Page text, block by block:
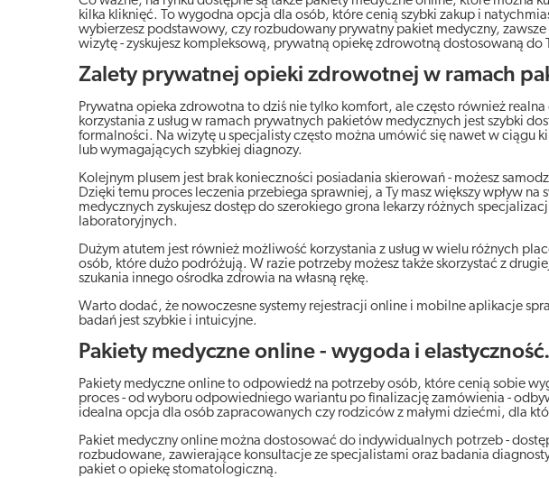
kilka kliknięć. To wygodna opcja dla osób, które cenią szybki zakup i
wybierzesz podstawowy, czy rozbudowany prywatny pakiet medyczny,
wizytę - zyskujesz kompleksową, prywatną opiekę zdrowotną dostosowaną do
Zalety prywatnej opieki zdrowotnej w ramach
Prywatna opieka zdrowotna to dziś nie tylko komfort, ale często również
korzystania z usług w ramach prywatnych pakietów medycznych jest szybki
formalności. Na wizytę u specjalisty często można umówić się nawet w ciągu
lub wymagających szybkiej diagnozy.
Kolejnym plusem jest brak konieczności posiadania skierowań - możesz
Dzięki temu proces leczenia przebiega sprawniej, a Ty masz większy wpływ
medycznych zyskujesz dostęp do szerokiego grona lekarzy różnych
laboratoryjnych.
Dużym atutem jest również możliwość korzystania z usług w wielu różnych
osób, które dużo podróżują. W razie potrzeby możesz także skorzystać z
szukania innego ośrodka zdrowia na własną rękę.
Warto dodać, że nowoczesne systemy rejestracji online i mobilne aplikacje
badań jest szybkie i intuicyjne.
Pakiety medyczne online - wygoda i elastyczność.
Pakiety medyczne online to odpowiedź na potrzeby osób, które cenią sobie
proces - od wyboru odpowiedniego wariantu po finalizację zamówienia -
idealna opcja dla osób zapracowanych czy rodziców z małymi dziećmi, dla
Pakiet medyczny online można dostosować do indywidualnych potrzeb -
rozbudowane, zawierające konsultacje ze specjalistami oraz badania
pakiet o opiekę stomatologiczną.